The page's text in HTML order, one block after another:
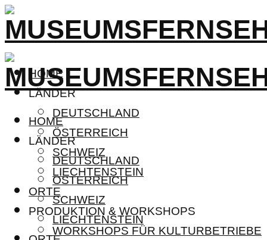
HOME
LÄNDER
DEUTSCHLAND
ÖSTERREICH
SCHWEIZ
LIECHTENSTEIN
ORTE
PRODUKTION & WORKSHOPS
WORKSHOPS FÜR KULTURBETRIEBE
HOME
LÄNDER
DEUTSCHLAND
ÖSTERREICH
SCHWEIZ
LIECHTENSTEIN